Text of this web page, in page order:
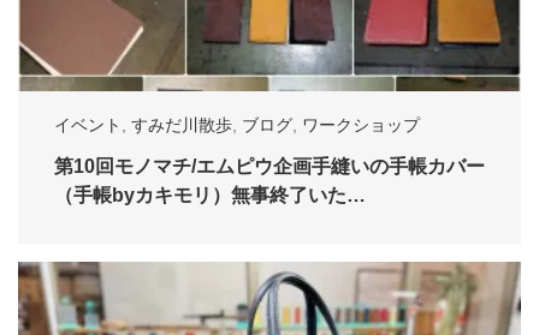
イベント すみだ川散歩 ブログ ワークショップ
第10回モノマチ/エムピウ企画手縫いの手帳カバー
（手帳byカキモリ）無事終了いた…